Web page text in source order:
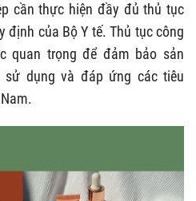
cần thực hiện đầy đủ thủ tục
định của Bộ Y tế. Thủ tục công
quan trọng để đảm bảo sản
dụng và đáp ứng các tiêu